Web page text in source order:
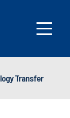
Transfer